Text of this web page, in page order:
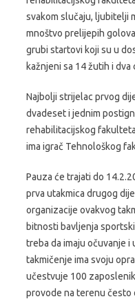
svakom slučaju, ljubitelji
mnoštvo prelijepih
grubi startovi koji su u
kažnjeni sa 14 žutih i dva
Najbolji strijelac prvog
dvadeset i jednim
rehabilitacijskog
ima igrač Tehnološkog
Pauza će trajati do
prva utakmica drugog
organizacije ovakvog
bitnosti bavljenja
treba da imaju očuvanje i
takmičenje ima svoju
učestvuje 100
provode na terenu često